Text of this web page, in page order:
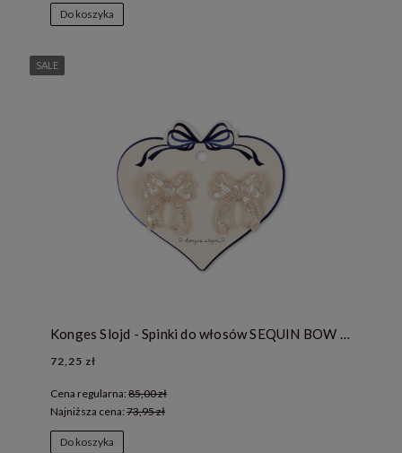
Do koszyka
Konges Slojd - Spinki do włosów SEQUIN BOW - CAMEO ROSE
72,25 zł
Cena regularna: 85,00 zł
Najniższa cena: 73,95 zł
Do koszyka
SALE